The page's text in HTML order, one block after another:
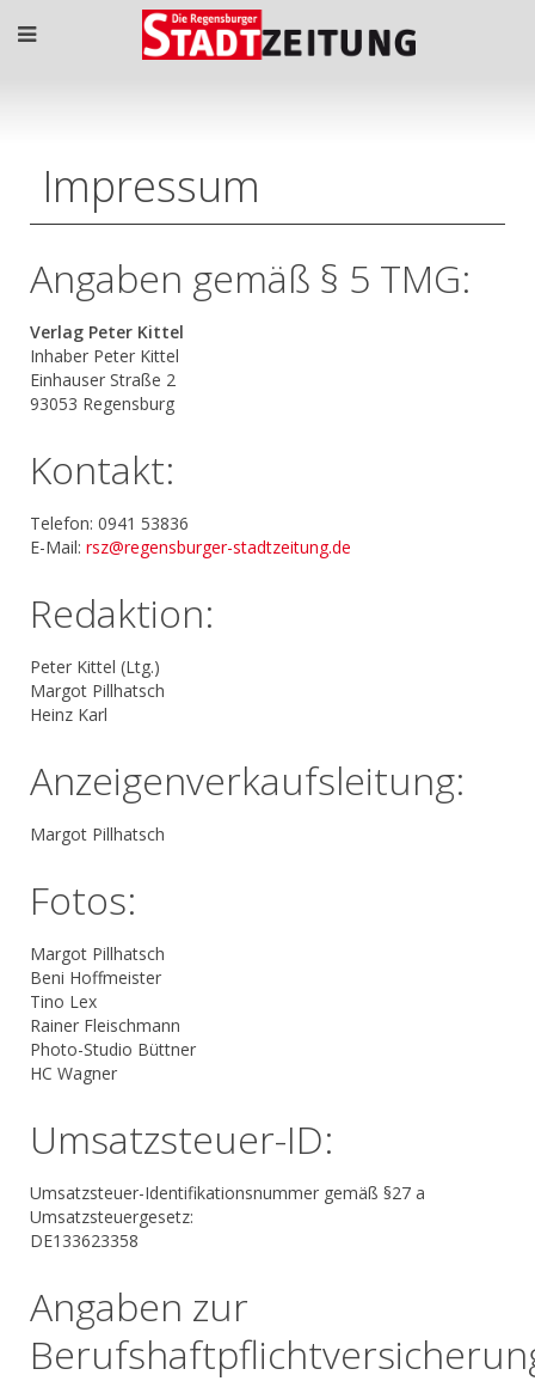
Impressum
Angaben gemäß § 5 TMG:
Verlag Peter Kittel
Inhaber Peter Kittel
Einhauser Straße 2
93053 Regensburg
Kontakt:
Telefon: 0941 53836
E-Mail: rsz@regensburger-stadtzeitung.de
Redaktion:
Peter Kittel (Ltg.)
Margot Pillhatsch
Heinz Karl
Anzeigenverkaufsleitung:
Margot Pillhatsch
Fotos:
Margot Pillhatsch
Beni Hoffmeister
Tino Lex
Rainer Fleischmann
Photo-Studio Büttner
HC Wagner
Umsatzsteuer-ID:
Umsatzsteuer-Identifikationsnummer gemäß §27 a
Umsatzsteuergesetz:
DE133623358
Angaben zur